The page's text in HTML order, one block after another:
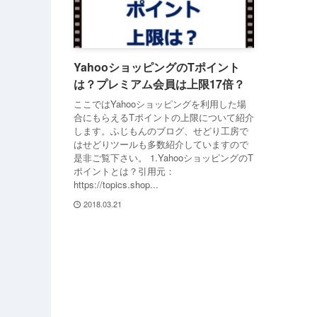
YahooショッピングのTポイント
は？プレミアム会員は上限17倍？
ここではYahooショッピングを利用した場
合にもらえるTポイントの上限について紹介
します。ふじもんのブログ、せどり工房で
はせどりツールも多数紹介していますので
是非ご覧下さい。 1.YahooショッピングのT
ポイントとは？引用元：
https://topics.shop...
2018.03.21